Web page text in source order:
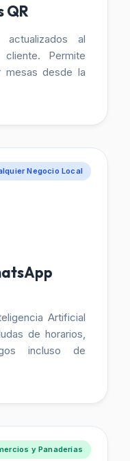
QR
al
Permite
mesas desde la
Negocio Local
Artificial
de horarios,
incluso de
y Panaderías